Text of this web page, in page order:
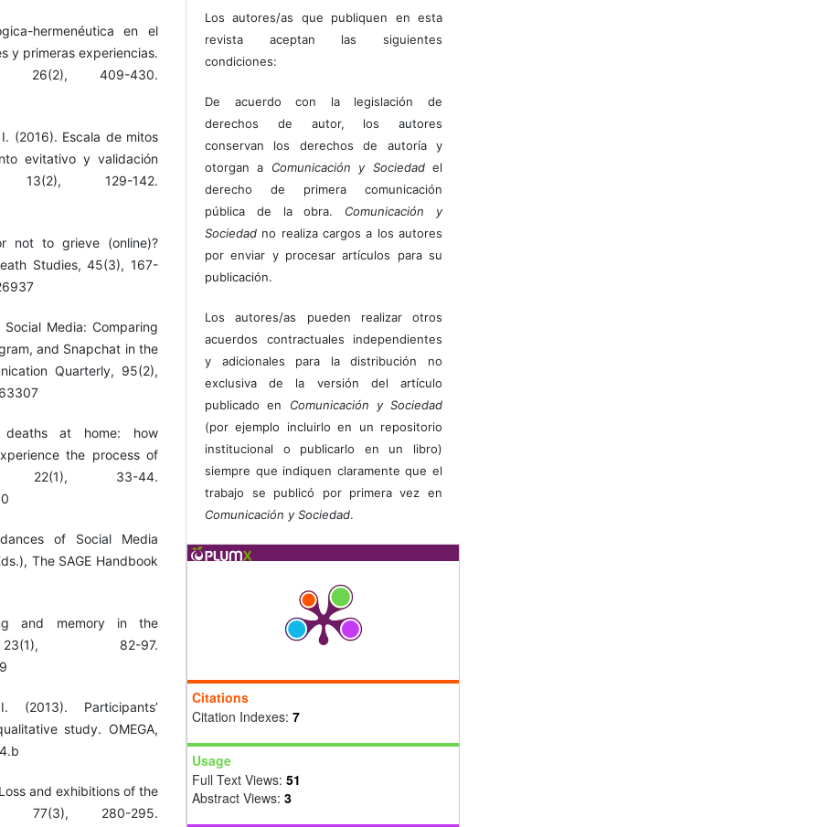
hermenéutica en el
y primeras experiencias.
26(2), 409-430.
(2016). Escala de mitos
evitativo y validación
13(2), 129-142.
not to grieve (online)?
Studies, 45(3), 167-
Media: Comparing
and Snapchat in the
Quarterly, 95(2),
at home: how
the process of
22(1), 33-44.
of Social Media
The SAGE Handbook
and memory in the
82-97.
Participants’
study. OMEGA,
and exhibitions of the
280-295.
Los autores/as que publiquen en esta
revista aceptan las siguientes
condiciones:
De acuerdo con la legislación de
derechos de autor, los autores
conservan los derechos de autoría y
otorgan a Comunicación y Sociedadel
derecho de primera comunicación
pública de la obra. Comunicación y
Sociedad no realiza cargos a los autores
por enviar y procesar artículos para su
publicación.
Los autores/as pueden realizar otros
acuerdos contractuales independientes
y adicionales para la distribución no
exclusiva de la versión del artículo
publicado en Comunicación y Sociedad
(por ejemplo incluirlo en un repositorio
institucional o publicarlo en un libro)
siempre que indiquen claramente que el
trabajo se publicó por primera vez en
Comunicación y Sociedad.
Citations
Citation Indexes: 7
Usage
Full Text Views: 51
Abstract Views: 3